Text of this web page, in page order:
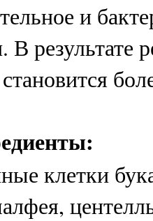
и
результате
клетки